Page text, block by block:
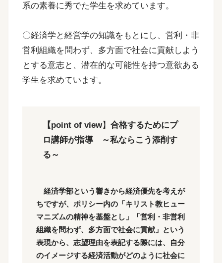
系の素養に秀でた学生を求めています。
〇経済学と経営学の知識をもとにし、営利・非
営利組織を問わず、多方面で社会に貢献しよう
とする意志と、潜在的な可能性を持つ意欲ある
学生を求めています。
【point of view】合格するためにプ
ロ講師が指導 ～私ならこう添削す
る～
経済学部という響きから経済優先を考えが
ちですが、ポリシー内の「キリスト教ヒュー
マニズムの精神を基盤とし」「営利・非営利
組織を問わず、多方面で社会に貢献」という
表現から、志望理由を表記する際には、自分
のイメージする経済活動がどのように社会に